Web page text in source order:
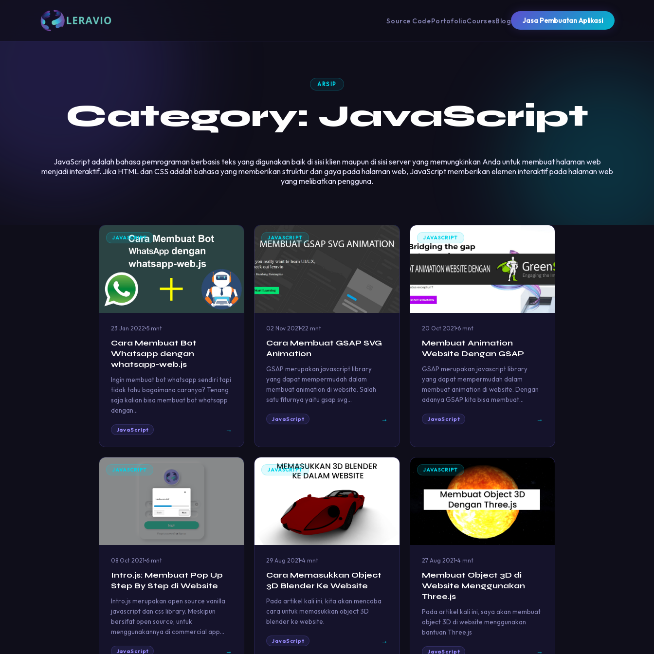
Source CodePortofolioCoursesBlog Jasa Pembuatan Aplikasi
ARSIP
Category: JavaScript
JavaScript adalah bahasa pemrograman berbasis teks yang digunakan baik di sisi klien maupun di sisi server yang memungkinkan Anda untuk membuat halaman web
menjadi interaktif. Jika HTML dan CSS adalah bahasa yang memberikan struktur dan gaya pada halaman web, JavaScript memberikan elemen interaktif pada halaman web
yang melibatkan pengguna.
JAVASCRIPT
23 Jan 2022 5 mnt
Cara Membuat Bot
Whatsapp dengan
whatsapp-web.js
Ingin membuat bot whatsapp sendiri tapi
tidak tahu bagaimana caranya? Tenang
saja kalian bisa membuat bot whatsapp
dengan…
JavaScript →
JAVASCRIPT
02 Nov 2021 22 mnt
Cara Membuat GSAP SVG
Animation
GSAP merupakan javascript library
yang dapat mempermudah dalam
membuat animation di website. Salah
satu fiturnya yaitu gsap svg…
JavaScript →
JAVASCRIPT
20 Oct 2021 6 mnt
Membuat Animation
Website Dengan GSAP
GSAP merupakan javascript library
yang dapat mempermudah dalam
membuat animation di website. Dengan
adanya GSAP kita bisa membuat…
JavaScript →
JAVASCRIPT
08 Oct 2021 6 mnt
Intro.js: Membuat Pop Up
Step By Step di Website
Intro.js merupakan open source vanilla
javascript dan css library. Meskipun
bersifat open source, untuk
menggunakannya di commercial app…
JavaScript →
JAVASCRIPT
29 Aug 2021 4 mnt
Cara Memasukkan Object
3D Blender Ke Website
Pada artikel kali ini, kita akan mencoba
cara untuk memasukkan object 3D
blender ke website.
JavaScript →
JAVASCRIPT
27 Aug 2021 4 mnt
Membuat Object 3D di
Website Menggunakan
Three.js
Pada artikel kali ini, saya akan membuat
object 3D di website menggunakan
bantuan Three.js
JavaScript →